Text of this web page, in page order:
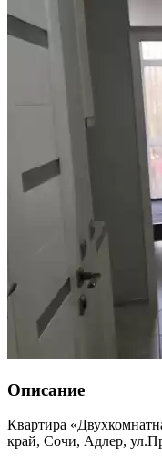
Описание
Квартира
край, Сочи, Адлер,